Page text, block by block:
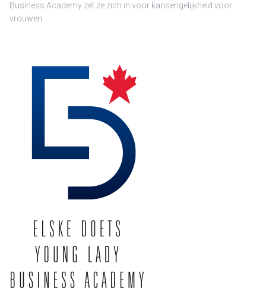
Business Academy zet ze zich in voor kansengelijkheid voor
vrouwen.